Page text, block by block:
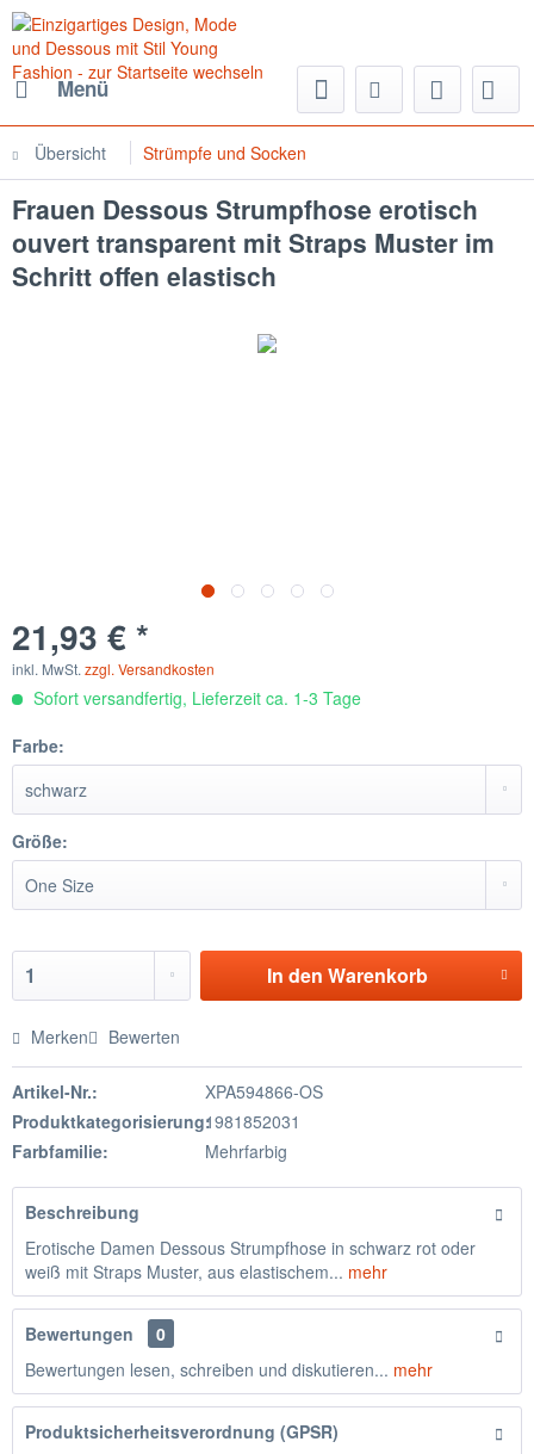
Menü
Übersicht Strümpfe und Socken
Frauen Dessous Strumpfhose erotisch
ouvert transparent mit Straps Muster im
Schritt offen elastisch
21,93 € *
inkl. MwSt. zzgl. Versandkosten
Sofort versandfertig, Lieferzeit ca. 1-3 Tage
Farbe:
Größe:
In den Warenkorb
Merken Bewerten
Artikel-Nr.:
XPA594866-OS
Produktkategorisierung:1981852031
Farbfamilie:
Mehrfarbig
Beschreibung
Erotische Damen Dessous Strumpfhose in schwarz rot oder
weiß mit Straps Muster, aus elastischem... mehr
Bewertungen
0
Bewertungen lesen, schreiben und diskutieren... mehr
Produktsicherheitsverordnung (GPSR)